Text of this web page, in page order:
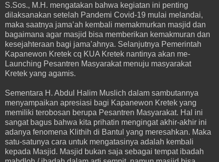
S.Sos., M.H. mengatakan bahwa kegiatan ini penting
dilaksanakan setelah Pandemi Covid-19 mulai melandai,
maka saatnya jama’ah kembali memakmurkan masjid dan
bagaimana agar masjid bisa memberikan kemakmuran dan
kesejahteraan bagi jama’ahnya. Selanjutnya Pemerintah
Kapanewon Kretek cq KUA Kretek nantinya akan me-
Launching Pesantren Masyarakat menuju masyarakat
Kretek yang agamis.
Sementara H. Abdul Halim Muslich dalam sambutannya
menyampaikan apresiasi bagi Kapanewon Kretek yang
memiliki terobosan berupa Pesantren Masyarakat. Hal ini
sangat bagus bahwa kita prihatin mengingat akhir-akhir ini
adanya fenomena Klithih di Bantul yang meresahkan. Maka
satu-satunya cara untuk mengatasinya adalah kembali
kepada Masjid. Masjid bukan saja sebagai tempat ibadah